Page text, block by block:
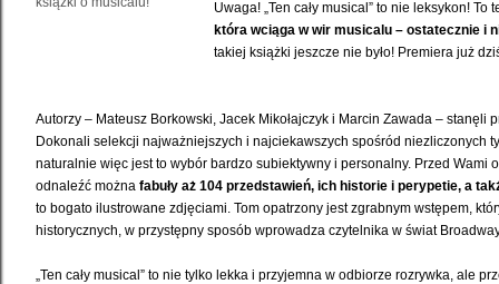
Uwaga! „Ten cały musical” to nie leksykon!
która wciąga w wir musicalu – ostatecznie i
takiej książki jeszcze nie było! Premiera już
Autorzy – Mateusz Borkowski, Jacek Mikołajczyk i Marcin Zawada – stanęli
Dokonali selekcji najważniejszych i najciekawszych spośród niezliczonych
naturalnie więc jest to wybór bardzo subiektywny i personalny. Przed Wami
odnaleźć można fabuły aż 104 przedstawień, ich historie i perypetie, a
to bogato ilustrowane zdjęciami. Tom opatrzony jest zgrabnym wstępem,
historycznych, w przystępny sposób wprowadza czytelnika w świat
„Ten cały musical” to nie tylko lekka i przyjemna w odbiorze rozrywka, ale